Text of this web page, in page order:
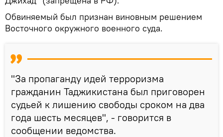
Обвиняемый был признан виновным решением
Восточного окружного военного суда.
"За пропаганду идей терроризма
гражданин Таджикистана был приговорен
судьей к лишению свободы сроком на два
года шесть месяцев", - говорится в
сообщении ведомства.